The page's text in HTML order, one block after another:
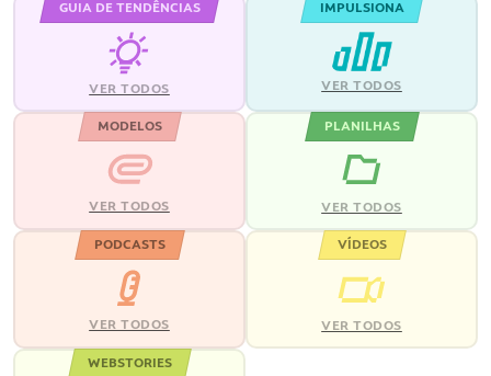
GUIA DE TENDÊNCIAS
VER TODOS
IMPULSIONA
VER TODOS
MODELOS
VER TODOS
PLANILHAS
VER TODOS
PODCASTS
VER TODOS
VÍDEOS
VER TODOS
WEBSTORIES